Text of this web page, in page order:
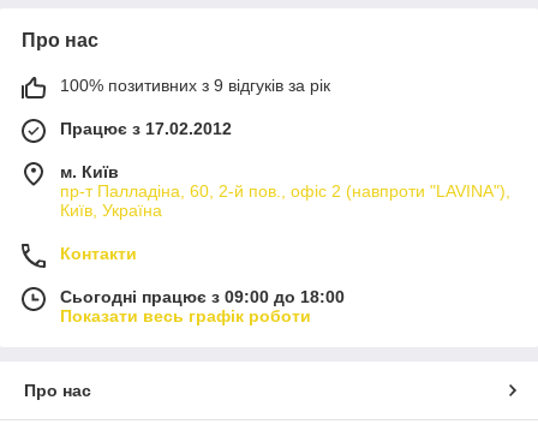
Про нас
100% позитивних з 9 відгуків за рік
Працює з 17.02.2012
м. Київ
пр-т Палладіна, 60, 2-й пов., офіс 2 (навпроти "LAVINA"),
Київ, Україна
Контакти
Сьогодні працює з 09:00 до 18:00
Показати весь графік роботи
Про нас